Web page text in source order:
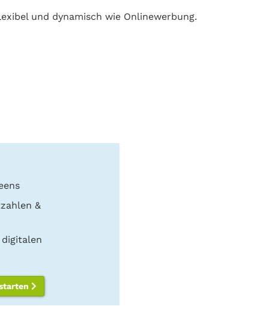
und dynamisch wie Onlinewerbung.
&